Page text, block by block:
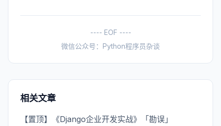
---- EOF ----
微信公众号：Python程序员杂谈
相关文章
【置顶】《Django企业开发实战》「勘误」